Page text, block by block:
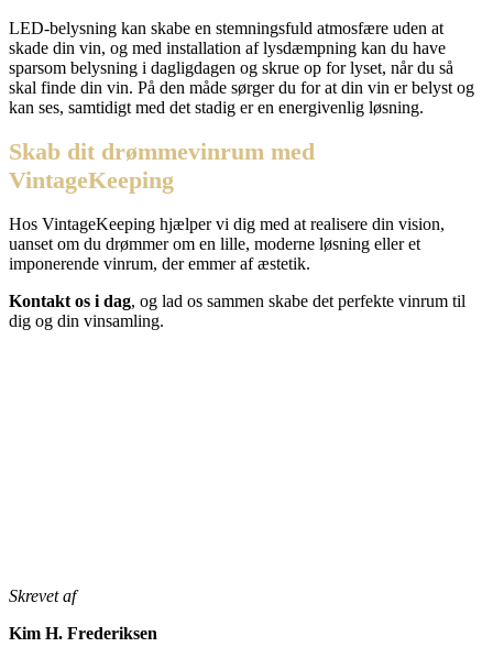
LED-belysning kan skabe en stemningsfuld atmosfære uden at
skade din vin, og med installation af lysdæmpning kan du have
sparsom belysning i dagligdagen og skrue op for lyset, når du så
skal finde din vin. På den måde sørger du for at din vin er belyst og
kan ses, samtidigt med det stadig er en energivenlig løsning.
Skab dit drømmevinrum med
VintageKeeping
Hos VintageKeeping hjælper vi dig med at realisere din vision,
uanset om du drømmer om en lille, moderne løsning eller et
imponerende vinrum, der emmer af æstetik.
Kontakt os i dag, og lad os sammen skabe det perfekte vinrum til
dig og din vinsamling.
Skrevet af
Kim H. Frederiksen